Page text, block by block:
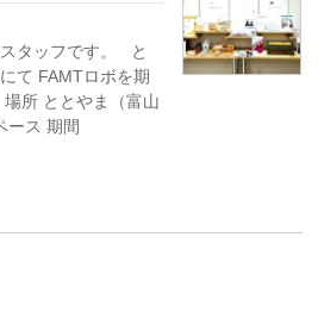
タッフです。 と
て FAMTロボを期
所 ととやま（富山
ース 期間